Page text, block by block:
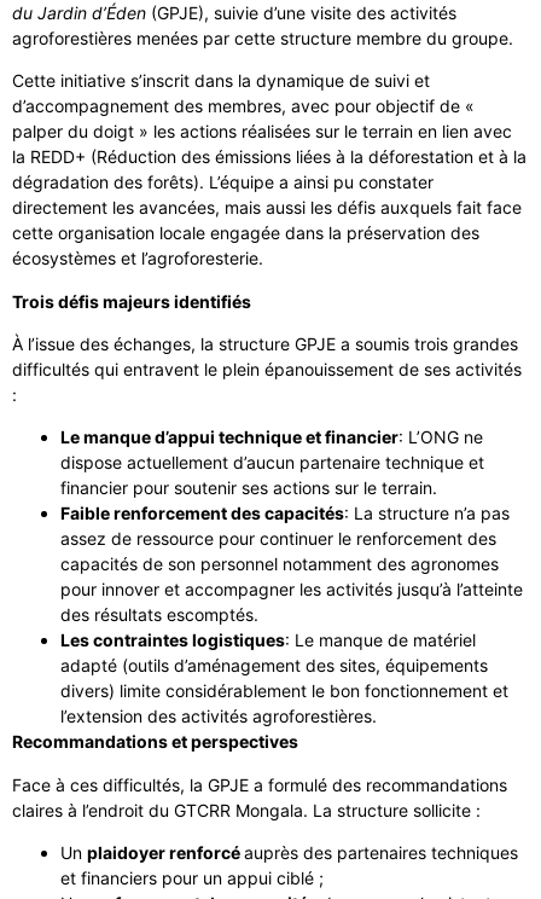
du Jardin d’Éden (GPJE), suivie d’une visite des activités
agroforestières menées par cette structure membre du groupe.
Cette initiative s’inscrit dans la dynamique de suivi et
d’accompagnement des membres, avec pour objectif de «
palper du doigt » les actions réalisées sur le terrain en lien avec
la REDD+ (Réduction des émissions liées à la déforestation et à la
dégradation des forêts). L’équipe a ainsi pu constater
directement les avancées, mais aussi les défis auxquels fait face
cette organisation locale engagée dans la préservation des
écosystèmes et l’agroforesterie.
Trois défis majeurs identifiés
À l’issue des échanges, la structure GPJE a soumis trois grandes
difficultés qui entravent le plein épanouissement de ses activités
:
Le manque d’appui technique et financier: L’ONG ne
dispose actuellement d’aucun partenaire technique et
financier pour soutenir ses actions sur le terrain.
Faible renforcement des capacités: La structure n’a pas
assez de ressource pour continuer le renforcement des
capacités de son personnel notamment des agronomes
pour innover et accompagner les activités jusqu’à l’atteinte
des résultats escomptés.
Les contraintes logistiques: Le manque de matériel
adapté (outils d’aménagement des sites, équipements
divers) limite considérablement le bon fonctionnement et
l’extension des activités agroforestières.
Recommandations et perspectives
Face à ces difficultés, la GPJE a formulé des recommandations
claires à l’endroit du GTCRR Mongala. La structure sollicite :
Un plaidoyer renforcéauprès des partenaires techniques
et financiers pour un appui ciblé ;